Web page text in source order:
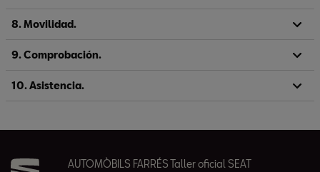
8. Movilidad.
9. Comprobación.
10. Asistencia.
AUTOMÒBILS FARRÉS Taller oficial SEAT